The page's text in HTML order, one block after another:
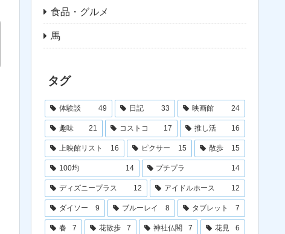
食品・グルメ
馬
タグ
体験談 49 日記 33 映画館 24
趣味 21 コストコ 17 推し活 16
上映館リスト 16 ピクサー 15 散歩 15
100均 14 プチプラ 14
ディズニープラス 12 アイドルホース 12
ダイソー 9 ブルーレイ 8 タブレット 7
春 7 花散歩 7 神社仏閣 7 花見 6